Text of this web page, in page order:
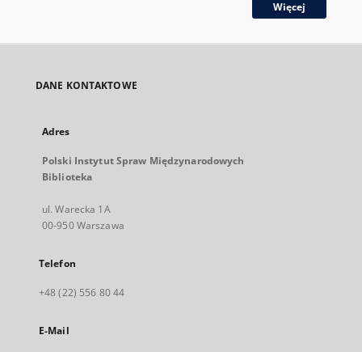
Więcej
DANE KONTAKTOWE
Adres
Polski Instytut Spraw Międzynarodowych
Biblioteka
ul. Warecka 1A
00-950 Warszawa
Telefon
+48 (22) 556 80 44
E-Mail